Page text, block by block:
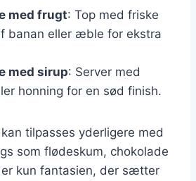
med frugt: Top med friske
banan eller æble for ekstra
med sirup: Server med
honning for en sød finish.
tilpasses yderligere med
som flødeskum, chokolade
kun fantasien, der sætter